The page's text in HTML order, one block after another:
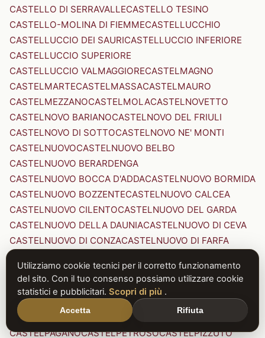
CASTELLO DI SERRAVALLECASTELLO TESINO
CASTELLO-MOLINA DI FIEMMECASTELLUCCHIO
CASTELLUCCIO DEI SAURICASTELLUCCIO INFERIORE
CASTELLUCCIO SUPERIORE
CASTELLUCCIO VALMAGGIORECASTELMAGNO
CASTELMARTECASTELMASSACASTELMAURO
CASTELMEZZANOCASTELMOLACASTELNOVETTO
CASTELNOVO BARIANOCASTELNOVO DEL FRIULI
CASTELNOVO DI SOTTOCASTELNOVO NE' MONTI
CASTELNUOVOCASTELNUOVO BELBO
CASTELNUOVO BERARDENGA
CASTELNUOVO BOCCA D'ADDACASTELNUOVO BORMIDA
CASTELNUOVO BOZZENTECASTELNUOVO CALCEA
CASTELNUOVO CILENTOCASTELNUOVO DEL GARDA
CASTELNUOVO DELLA DAUNIACASTELNUOVO DI CEVA
CASTELNUOVO DI CONZACASTELNUOVO DI FARFA
CASTELNUOVO DI PORTO CASTELNUOVO DON BOSCO
CASTELNUOVO MAGRACASTELNUOVO NIGRA
CASTELNUOVO PARANOCASTELNUOVO RANGONE
CASTELNUOVO SCRIVIA
CASTELNUOVO VAL DI CECINA
CASTELPAGANOCASTELPETROSOCASTELPIZZUTO
Utilizziamo cookie tecnici per il corretto funzionamento
del sito. Con il tuo consenso possiamo utilizzare cookie
statistici e pubblicitari. Scopri di più .
Accetta Rifiuta